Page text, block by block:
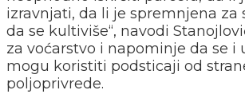
izravnjati, da li je spremnjena za
da se kultiviše“, navodi
za voćarstvo i napominje da se i
mogu koristiti podsticaji od
poljoprivrede.